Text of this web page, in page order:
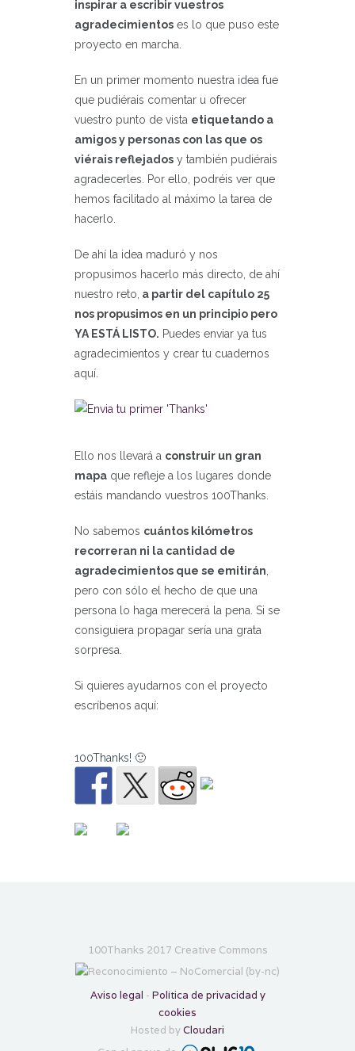
inspirar a escribir vuestros
agradecimientos es lo que puso este
proyecto en marcha.
En un primer momento nuestra idea fue
que pudiérais comentar u ofrecer
vuestro punto de vista etiquetando a
amigos y personas con las que os
viérais reflejados y también pudiérais
agradecerles. Por ello, podréis ver que
hemos facilitado al máximo la tarea de
hacerlo.
De ahí la idea maduró y nos
propusimos hacerlo más directo, de ahí
nuestro reto, a partir del capítulo 25
nos propusimos en un principio pero
YA ESTÁ LISTO. Puedes enviar ya tus
agradecimientos y crear tu cuadernos
aquí.
Ello nos llevará a construir un gran
mapa que refleje a los lugares donde
estáis mandando vuestros 100Thanks.
No sabemos cuántos kilómetros
recorreran ni la cantidad de
agradecimientos que se emitirán
pero con sólo el hecho de que una
persona lo haga merecerá la pena. Si se
consiguiera propagar sería una grata
sorpresa.
Si quieres ayudarnos con el proyecto
escríbenos aquí:
100Thanks! 🙂
100Thanks 2017 Creative Commons
Aviso legal - Política de privacidad y
cookies
Hosted byCloudari